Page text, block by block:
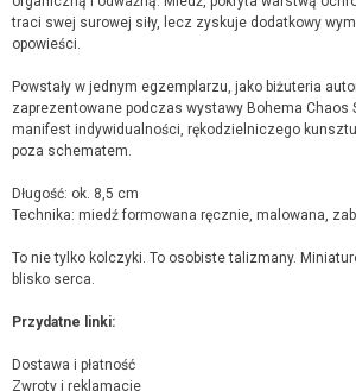
traci swej surowej siły, lecz zyskuje dodatkowy
opowieści.
Powstały w jednym egzemplarzu, jako biżuteria
zaprezentowane podczas wystawy Bohema Chaos
manifest indywidualności, rękodzielniczego
poza schematem.
Długość: ok. 8,5 cm
Technika: miedź formowana ręcznie, malowana,
To nie tylko kolczyki. To osobiste talizmany.
blisko serca.
Przydatne linki:
Dostawa i płatność
Zwroty i reklamacje